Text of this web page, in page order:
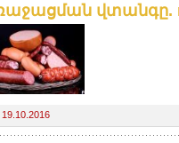
վտանգը.
19.10.2016